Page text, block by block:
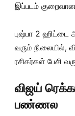
இப்படம் குறைவான
புஷ்பா 2
வரும் நிலையில்,
ரசிகர்கள் பேசி
விஜய்
பண்ணல